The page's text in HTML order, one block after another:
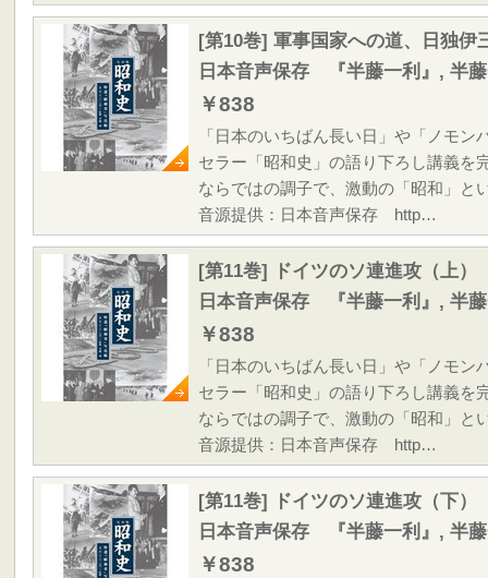
[第10巻] 軍事国家への道、日独伊
日本音声保存 『半藤一利』, 半
￥838
「日本のいちばん長い日」や「ノモ
セラー「昭和史」の語り下ろし講義を
ならではの調子で、激動の「昭和」
音源提供：日本音声保存 http…
[第11巻] ドイツのソ連進攻（上）
日本音声保存 『半藤一利』, 半
￥838
「日本のいちばん長い日」や「ノモ
セラー「昭和史」の語り下ろし講義を
ならではの調子で、激動の「昭和」
音源提供：日本音声保存 http…
[第11巻] ドイツのソ連進攻（下）
日本音声保存 『半藤一利』, 半
￥838